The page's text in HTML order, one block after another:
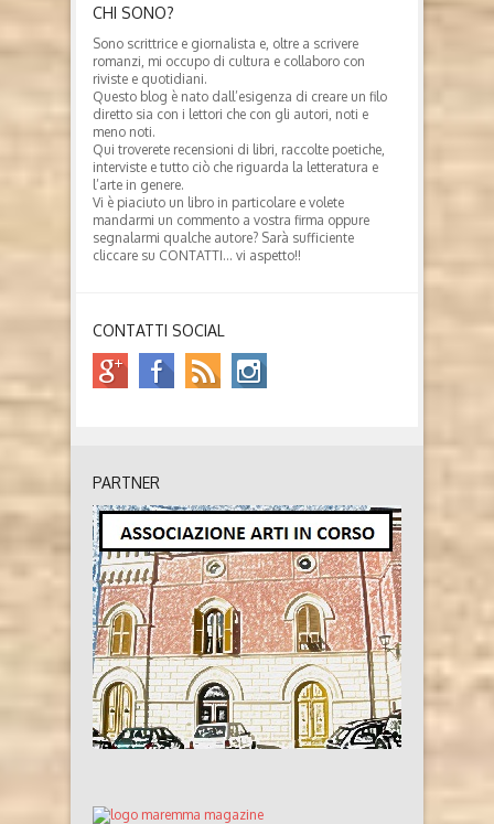
CHI SONO?
Sono scrittrice e giornalista e, oltre a scrivere
romanzi, mi occupo di cultura e collaboro con
riviste e quotidiani.
Questo blog è nato dall’esigenza di creare un filo
diretto sia con i lettori che con gli autori, noti e
meno noti.
Qui troverete recensioni di libri, raccolte poetiche,
interviste e tutto ciò che riguarda la letteratura e
l’arte in genere.
Vi è piaciuto un libro in particolare e volete
mandarmi un commento a vostra firma oppure
segnalarmi qualche autore? Sarà sufficiente
cliccare su CONTATTI… vi aspetto!!
CONTATTI SOCIAL
PARTNER